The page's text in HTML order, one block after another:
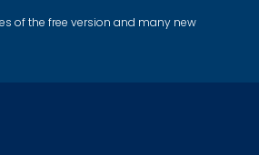
of the free version and many new